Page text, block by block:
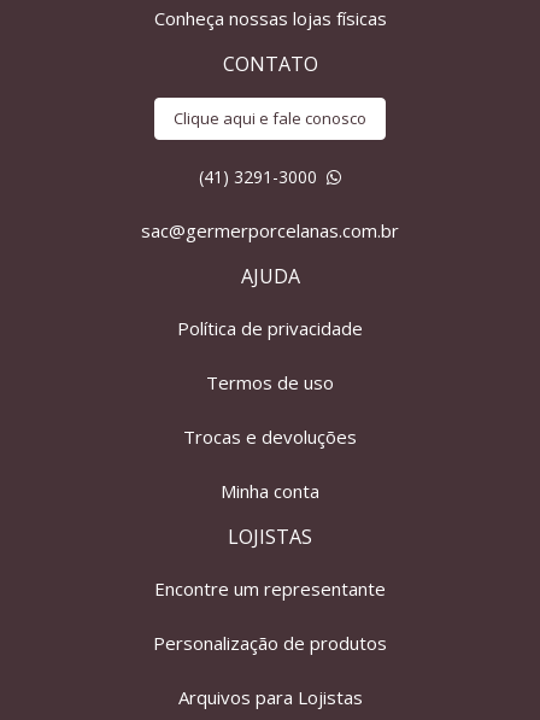
Conheça nossas lojas físicas
CONTATO
Clique aqui e fale conosco
(41) 3291-3000
sac@germerporcelanas.com.br
AJUDA
Política de privacidade
Termos de uso
Trocas e devoluções
Minha conta
LOJISTAS
Encontre um representante
Personalização de produtos
Arquivos para Lojistas